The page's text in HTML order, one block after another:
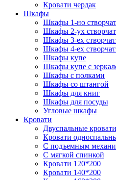
Кровати чердак
Шкафы
Шкафы 1-но
Шкафы 2-ух
Шкафы 3-ех
Шкафы 4-ех
Шкафы купе
Шкафы купе с
Шкафы с полками
Шкафы со штангой
Шкафы для книг
Шкафы для посуды
Угловые шкафы
Кровати
Двуспальные кровати
Кровати
С подъемным
С мягкой спинкой
Кровати 120*200
Кровати 140*200